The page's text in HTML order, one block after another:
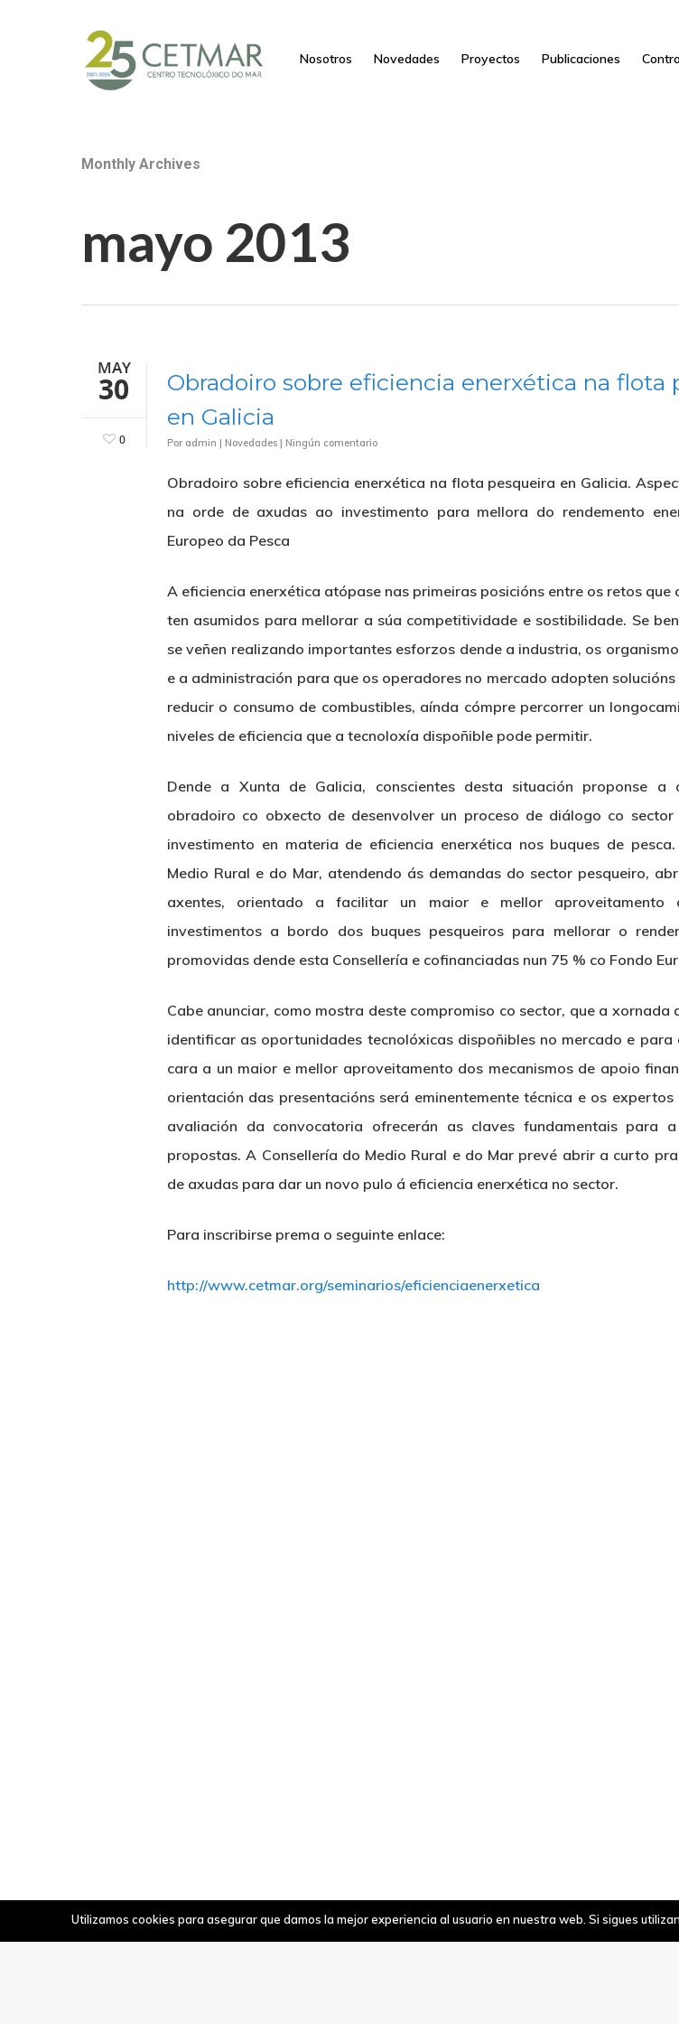
Hit enter to search or ESC to close
Nosotros Novedades Proyectos Publicaciones
Monthly Archives
mayo 2013
MAY
30
0
Obradoiro sobre eficiencia enerxética na flota
en Galicia
Por admin | Novedades | Ningún comentario
Obradoiro sobre eficiencia enerxética na flota pesqueira en Galicia.
na orde de axudas ao investimento para mellora do rendemento
Europeo da Pesca
A eficiencia enerxética atópase nas primeiras posicións entre os retos que
ten asumidos para mellorar a súa competitividade e sostibilidade. Se
se veñen realizando importantes esforzos dende a industria, os
e a administración para que os operadores no mercado adopten
reducir o consumo de combustibles, aínda cómpre percorrer un
niveles de eficiencia que a tecnoloxía dispoñible pode permitir.
Dende a Xunta de Galicia, conscientes desta situación proponse a
obradoiro co obxecto de desenvolver un proceso de diálogo co
investimento en materia de eficiencia enerxética nos buques de
Medio Rural e do Mar, atendendo ás demandas do sector pesqueiro,
axentes, orientado a facilitar un maior e mellor aproveitamento
investimentos a bordo dos buques pesqueiros para mellorar o
promovidas dende esta Consellería e cofinanciadas nun 75 % co Fondo
Cabe anunciar, como mostra deste compromiso co sector, que a xornada
identificar as oportunidades tecnolóxicas dispoñibles no mercado e
cara a un maior e mellor aproveitamento dos mecanismos de apoio
orientación das presentacións será eminentemente técnica e os
avaliación da convocatoria ofrecerán as claves fundamentais para
propostas. A Consellería do Medio Rural e do Mar prevé abrir a curto
de axudas para dar un novo pulo á eficiencia enerxética no sector.
Para inscribirse prema o seguinte enlace:
http://www.cetmar.org/seminarios/eficienciaenerxetica
Utilizamos cookies para asegurar que damos la mejor experiencia al usuario en nuestra web. Si sigues